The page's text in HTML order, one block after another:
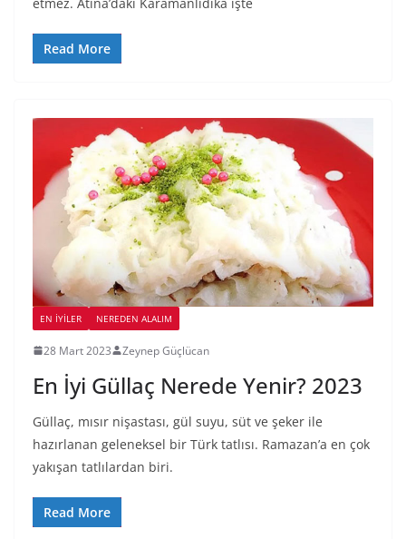
etmez. Atina’daki Karamanlidika işte
Read More
EN İYILER NEREDEN ALALIM
28 Mart 2023 Zeynep Güçlücan
En İyi Güllaç Nerede Yenir? 2023
Güllaç, mısır nişastası, gül suyu, süt ve şeker ile
hazırlanan geleneksel bir Türk tatlısı. Ramazan’a en çok
yakışan tatlılardan biri.
Read More